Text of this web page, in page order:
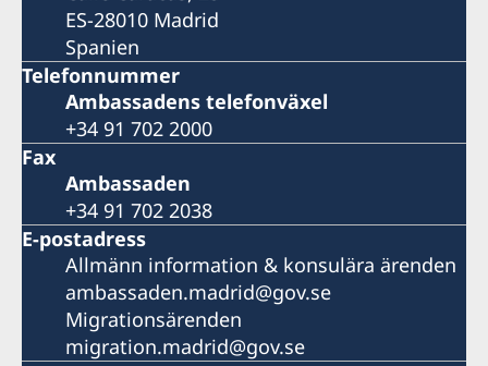
ES-28010 Madrid
Spanien
Telefonnummer
Ambassadens telefonväxel
+34 91 702 2000
Fax
Ambassaden
+34 91 702 2038
E-postadress
Allmänn information & konsulära ärenden
ambassaden.madrid@gov.se
Migrationsärenden
migration.madrid@gov.se